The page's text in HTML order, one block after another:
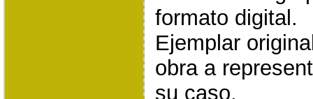
formato digital.
Ejemplar
obra a
su caso,